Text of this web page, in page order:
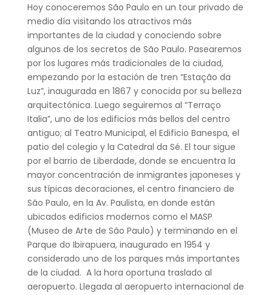
Hoy conoceremos São Paulo en un tour privado de
medio día visitando los atractivos más
importantes de la ciudad y conociendo sobre
algunos de los secretos de São Paulo. Pasearemos
por los lugares más tradicionales de la ciudad,
empezando por la estación de tren “Estação da
Luz”, inaugurada en 1867 y conocida por su belleza
arquitectónica. Luego seguiremos al “Terraço
Italia”, uno de los edificios más bellos del centro
antiguo; al Teatro Municipal, el Edificio Banespa, el
patio del colegio y la Catedral da Sé. El tour sigue
por el barrio de Liberdade, donde se encuentra la
mayor concentración de inmigrantes japoneses y
sus típicas decoraciones, el centro financiero de
São Paulo, en la Av. Paulista, en donde están
ubicados edificios modernos como el MASP
(Museo de Arte de São Paulo) y terminando en el
Parque do Ibirapuera, inaugurado en 1954 y
considerado uno de los parques más importantes
de la ciudad. A la hora oportuna traslado al
aeropuerto. Llegada al aeropuerto internacional de